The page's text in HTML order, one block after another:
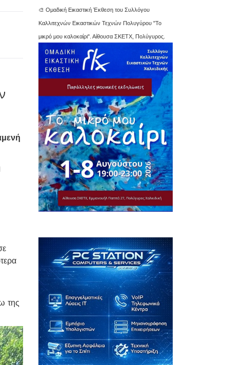
της
🎨 Ομαδική Εικαστική Έκθεση του Συλλόγου
Καλλιτεχνών Εικαστικών Τεχνών Πολυγύρου "Το
μικρό μου καλοκαίρι". Αίθουσα ΣΚΕΤΧ, Πολύγυρος.